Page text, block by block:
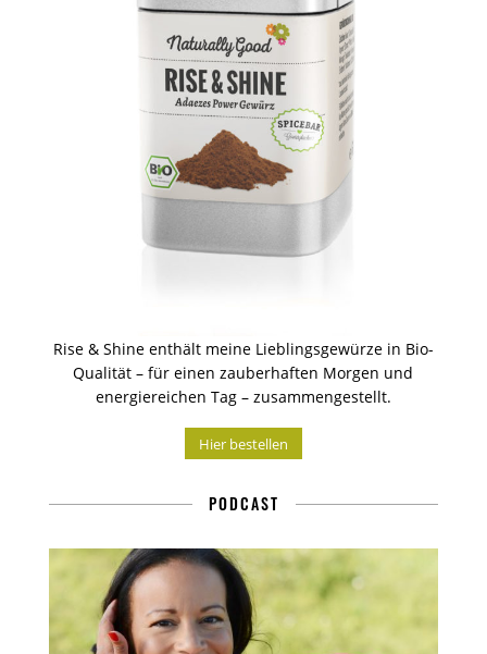
Rise & Shine enthält meine Lieblingsgewürze in Bio-
Qualität – für einen zauberhaften Morgen und
energiereichen Tag – zusammengestellt.
Hier bestellen
PODCAST